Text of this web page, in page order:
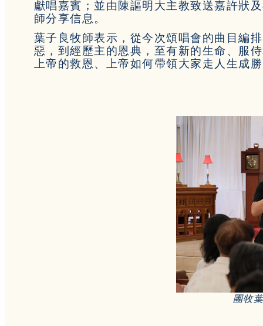
獻唱嘉賓；並由陳謳明大主教致送嘉許狀
師分享信息。
葉子良牧師表示，從今次頌唱會的曲目編
惡，到經歷主的恩典，至有新的生命、服
上帝的救恩、上帝如何帶領大家走人生成
團牧